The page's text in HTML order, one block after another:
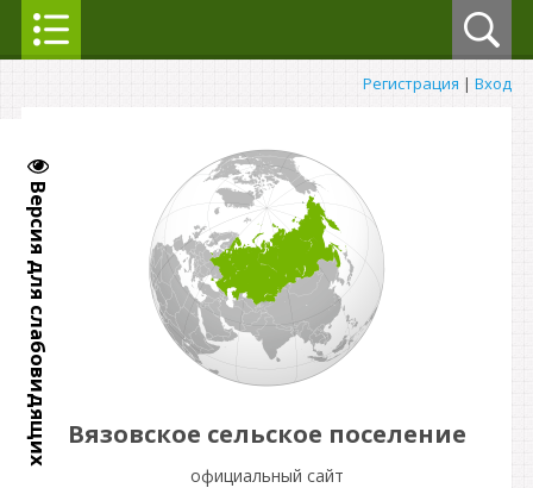
Версия для слабовидящих
Регистрация | Вход
Вязовское сельское поселение
официальный сайт